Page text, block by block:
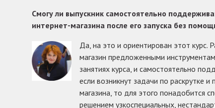
Смогу ли выпускник самостоятельно
интернет-магазина после его запуска без
Да, на это и ориентирован этот курс.
магазин предложенными
занятиях курса, и самостоятельно
если возникнут задачи по раскрутке
магазина, то для этого понадобится
решением узкоспециальных,